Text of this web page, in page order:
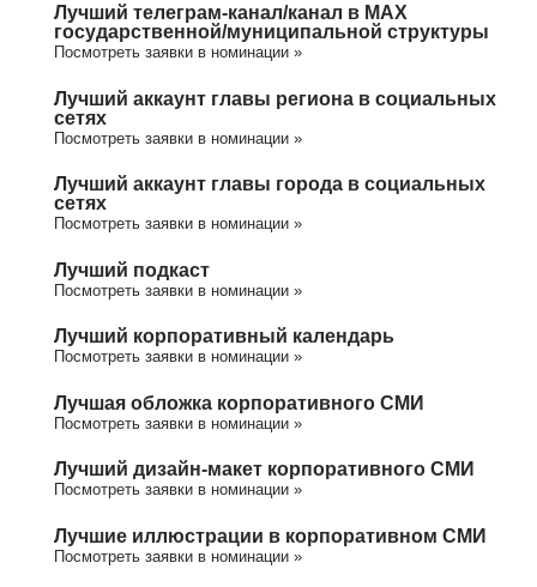
Лучший телеграм-канал/канал в МАХ
государственной/муниципальной структуры
Посмотреть заявки в номинации »
Лучший аккаунт главы региона в социальных
сетях
Посмотреть заявки в номинации »
Лучший аккаунт главы города в социальных
сетях
Посмотреть заявки в номинации »
Лучший подкаст
Посмотреть заявки в номинации »
Лучший корпоративный календарь
Посмотреть заявки в номинации »
Лучшая обложка корпоративного СМИ
Посмотреть заявки в номинации »
Лучший дизайн-макет корпоративного СМИ
Посмотреть заявки в номинации »
Лучшие иллюстрации в корпоративном СМИ
Посмотреть заявки в номинации »